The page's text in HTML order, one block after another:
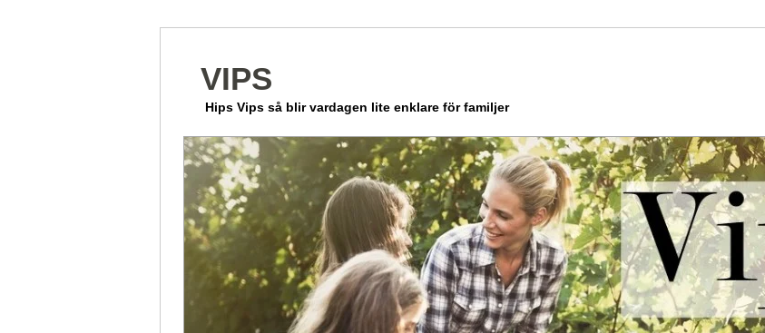
VIPS
Hips Vips så blir vardagen lite enklare för familjer